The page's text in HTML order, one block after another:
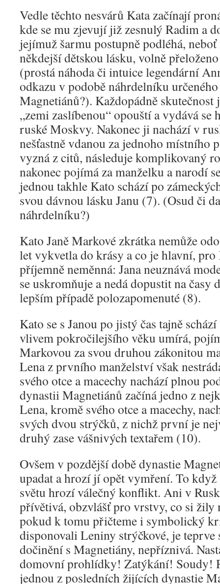
Vedle těchto nesvárů Kata začínají
kde se mu zjevují již zesnulý Radim a
jejímuž šarmu postupně podléhá,
někdejší dětskou lásku, volně
(prostá náhoda či intuice legendární
odkazu v podobě náhrdelníku
Magnetiánů?). Každopádně skutečnost
„zemi zaslíbenou“ opouští a vydává se
ruské Moskvy. Nakonec ji nachází v
nešťastně vdanou za jednoho místního
vyzná z citů, následuje komplikovaný
nakonec pojímá za manželku a narodí
jednou takhle Kato schází po
svou dávnou lásku Janu (7). (Osud či
náhrdelníku?)
Kato Janě Markové zkrátka nemůže
let vykvetla do krásy a co je hlavní, pro
příjemně neměnná: Jana neuznává
se uskromňuje a nedá dopustit na časy
lepším případě polozapomenuté (8).
Kato se s Janou po jistý čas tajně
vlivem pokročilejšího věku umírá,
Markovou za svou druhou zákonitou
Lena z prvního manželství však
svého otce a macechy nachází plnou
dynastii Magnetiánů začíná jedno z
Lena, kromě svého otce a macechy,
svých dvou strýčků, z nichž první je
druhý zase vášnivých textařem (10).
Ovšem v pozdější době dynastie
upadat a hrozí jí opět vymření. To když
světu hrozí válečný konflikt. Ani v
přívětivá, obzvlášť pro vrstvy, co si žily
pokud k tomu přičteme i symbolický
disponovali Leniny strýčkové, je teprve
dočinění s Magnetiány, nepříznivá.
domovní prohlídky! Zatýkání! Soudy!
jednou z posledních žijících dynastie